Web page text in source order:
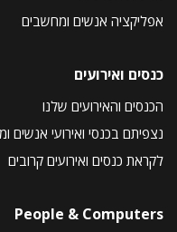
אפליקציה אנשים ומחשבים
כנסים ואירועים
הכנסים והאירועים שלנו
נצפיתם בכנסי ואירועי אנשים
לקראת כנסים ואירועים קרובים
People & Computers